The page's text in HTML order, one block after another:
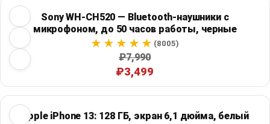
Sony WH-CH520 — Bluetooth-наушники с
микрофоном, до 50 часов работы, черные
(8005)
₽7,990
₽3,499
Apple iPhone 13: 128 ГБ, экран 6,1 дюйма, белый